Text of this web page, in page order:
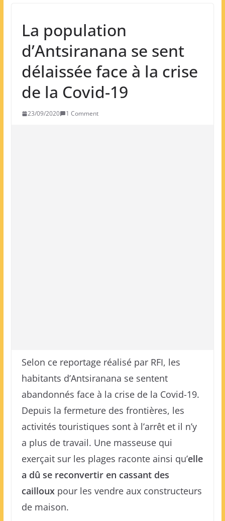
La population
d’Antsiranana se sent
délaissée face à la crise
de la Covid-19
23/09/2020 1 Comment
Selon ce reportage réalisé par RFI, les
habitants d’Antsiranana se sentent
abandonnés face à la crise de la Covid-19.
Depuis la fermeture des frontières, les
activités touristiques sont à l’arrêt et il n’y
a plus de travail. Une masseuse qui
exerçait sur les plages raconte ainsi qu’elle
a dû se reconvertir en cassant des
caillouxpour les vendre aux constructeurs
de maison.